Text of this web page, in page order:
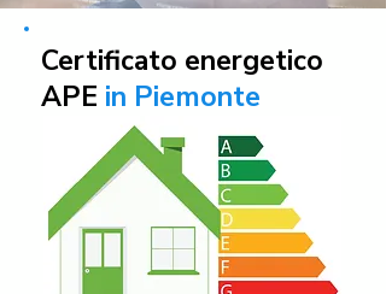
Certificato energetico
APE in Piemonte